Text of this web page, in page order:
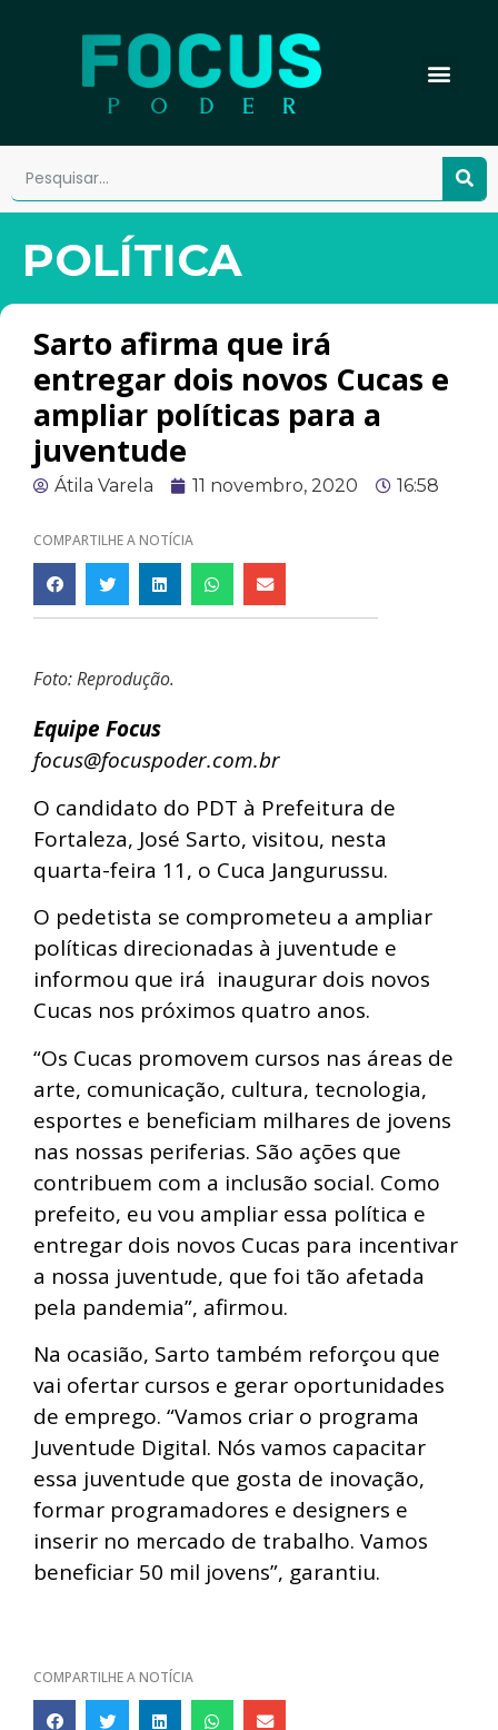
POLÍTICA
Sarto afirma que irá
entregar dois novos Cucas e
ampliar políticas para a
juventude
Átila Varela 11 novembro, 2020 16:58
COMPARTILHE A NOTÍCIA
Foto: Reprodução.
Equipe Focus
focus@focuspoder.com.br
O candidato do PDT à Prefeitura de
Fortaleza, José Sarto, visitou, nesta
quarta-feira 11, o Cuca Jangurussu.
O pedetista se comprometeu a ampliar
políticas direcionadas à juventude e
informou que irá inaugurar dois novos
Cucas nos próximos quatro anos.
“Os Cucas promovem cursos nas áreas de
arte, comunicação, cultura, tecnologia,
esportes e beneficiam milhares de jovens
nas nossas periferias. São ações que
contribuem com a inclusão social. Como
prefeito, eu vou ampliar essa política e
entregar dois novos Cucas para incentivar
a nossa juventude, que foi tão afetada
pela pandemia”, afirmou.
Na ocasião, Sarto também reforçou que
vai ofertar cursos e gerar oportunidades
de emprego. “Vamos criar o programa
Juventude Digital. Nós vamos capacitar
essa juventude que gosta de inovação,
formar programadores e designers e
inserir no mercado de trabalho. Vamos
beneficiar 50 mil jovens”, garantiu.
COMPARTILHE A NOTÍCIA